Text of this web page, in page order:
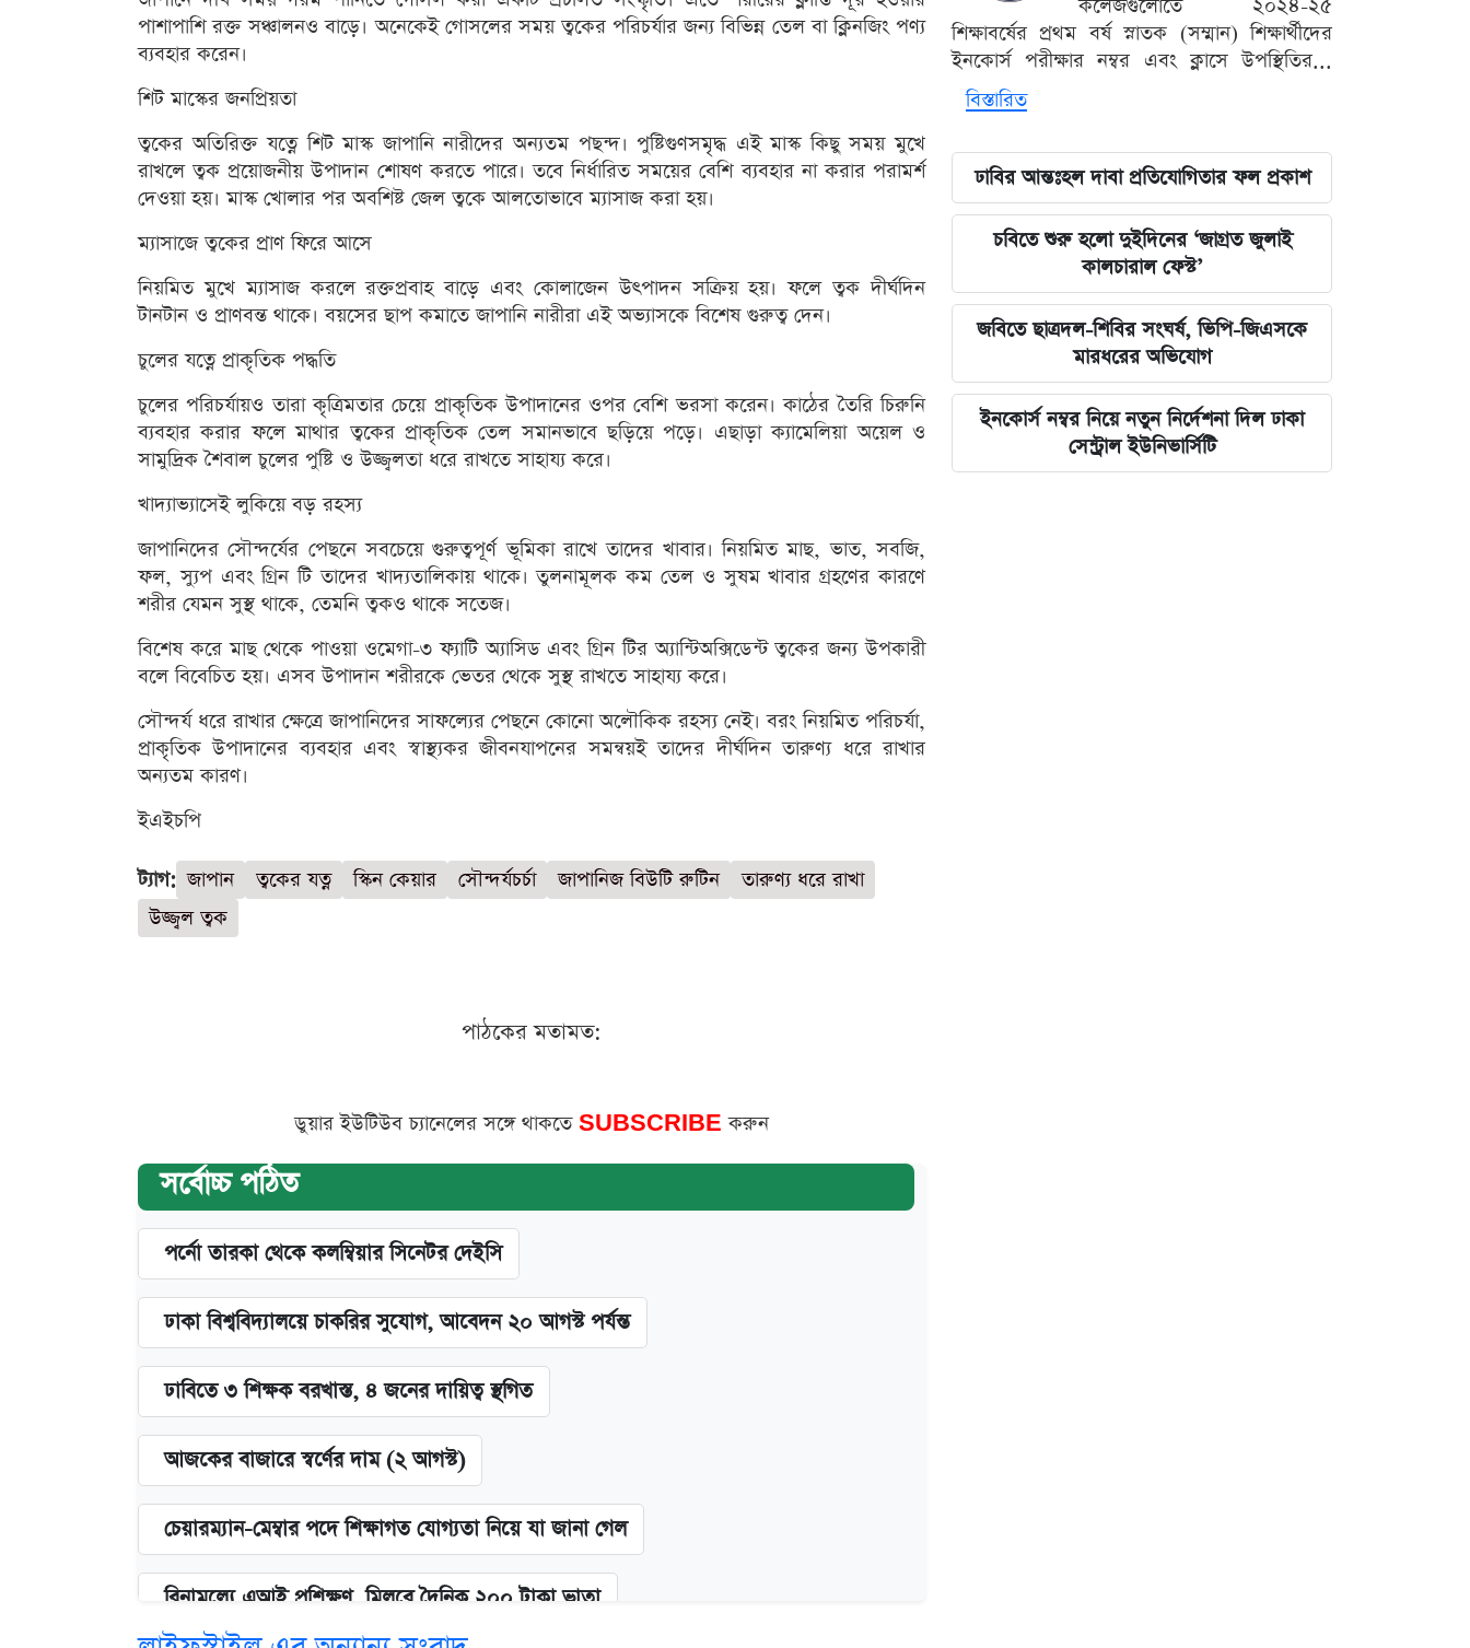
পাশাপাশি রক্ত সঞ্চালনও বাড়ে। অনেকেই গোসলের সময় ত্বকের পরিচর্যার জন্য বিভিন্ন তেল বা ক্লিনজিং পণ্য
ব্যবহার করেন।
শিট মাস্কের জনপ্রিয়তা
ত্বকের অতিরিক্ত যত্নে শিট মাস্ক জাপানি নারীদের অন্যতম পছন্দ। পুষ্টিগুণসমৃদ্ধ এই মাস্ক কিছু সময় মুখে
রাখলে ত্বক প্রয়োজনীয় উপাদান শোষণ করতে পারে। তবে নির্ধারিত সময়ের বেশি ব্যবহার না করার পরামর্শ
দেওয়া হয়। মাস্ক খোলার পর অবশিষ্ট জেল ত্বকে আলতোভাবে ম্যাসাজ করা হয়।
ম্যাসাজে ত্বকের প্রাণ ফিরে আসে
নিয়মিত মুখে ম্যাসাজ করলে রক্তপ্রবাহ বাড়ে এবং কোলাজেন উৎপাদন সক্রিয় হয়। ফলে ত্বক দীর্ঘদিন
টানটান ও প্রাণবন্ত থাকে। বয়সের ছাপ কমাতে জাপানি নারীরা এই অভ্যাসকে বিশেষ গুরুত্ব দেন।
চুলের যত্নে প্রাকৃতিক পদ্ধতি
চুলের পরিচর্যায়ও তারা কৃত্রিমতার চেয়ে প্রাকৃতিক উপাদানের ওপর বেশি ভরসা করেন। কাঠের তৈরি চিরুনি
ব্যবহার করার ফলে মাথার ত্বকের প্রাকৃতিক তেল সমানভাবে ছড়িয়ে পড়ে। এছাড়া ক্যামেলিয়া অয়েল ও
সামুদ্রিক শৈবাল চুলের পুষ্টি ও উজ্জ্বলতা ধরে রাখতে সাহায্য করে।
খাদ্যাভ্যাসেই লুকিয়ে বড় রহস্য
জাপানিদের সৌন্দর্যের পেছনে সবচেয়ে গুরুত্বপূর্ণ ভূমিকা রাখে তাদের খাবার। নিয়মিত মাছ, ভাত, সবজি,
ফল, স্যুপ এবং গ্রিন টি তাদের খাদ্যতালিকায় থাকে। তুলনামূলক কম তেল ও সুষম খাবার গ্রহণের কারণে
শরীর যেমন সুস্থ থাকে, তেমনি ত্বকও থাকে সতেজ।
বিশেষ করে মাছ থেকে পাওয়া ওমেগা-৩ ফ্যাটি অ্যাসিড এবং গ্রিন টির অ্যান্টিঅক্সিডেন্ট ত্বকের জন্য উপকারী
বলে বিবেচিত হয়। এসব উপাদান শরীরকে ভেতর থেকে সুস্থ রাখতে সাহায্য করে।
সৌন্দর্য ধরে রাখার ক্ষেত্রে জাপানিদের সাফল্যের পেছনে কোনো অলৌকিক রহস্য নেই। বরং নিয়মিত পরিচর্যা,
প্রাকৃতিক উপাদানের ব্যবহার এবং স্বাস্থ্যকর জীবনযাপনের সমন্বয়ই তাদের দীর্ঘদিন তারুণ্য ধরে রাখার
অন্যতম কারণ।
ইএইচপি
ট্যাগ: জাপান ত্বকের যত্ন স্কিন কেয়ার সৌন্দর্যচর্চা জাপানিজ বিউটি রুটিন
তারুণ্য ধরে রাখা
উজ্জ্বল ত্বক
পাঠকের মতামত:
ডুয়ার ইউটিউব চ্যানেলের সঙ্গে থাকতে SUBSCRIBEকরুন
সর্বোচ্চ পঠিত
পর্নো তারকা থেকে কলম্বিয়ার সিনেটর দেইসি
ঢাকা বিশ্ববিদ্যালয়ে চাকরির সুযোগ, আবেদন ২০ আগস্ট পর্যন্ত
ঢাবিতে ৩ শিক্ষক বরখাস্ত, ৪ জনের দায়িত্ব স্থগিত
আজকের বাজারে স্বর্ণের দাম (২ আগস্ট)
চেয়ারম্যান-মেম্বার পদে শিক্ষাগত যোগ্যতা নিয়ে যা জানা গেল
বিনামূল্যে এআই প্রশিক্ষণ, মিলবে দৈনিক ২০০ টাকা ভাতা
কলেজগুলোতে ২০২৪-২৫
শিক্ষাবর্ষের প্রথম বর্ষ স্নাতক (সম্মান) শিক্ষার্থীদের
ইনকোর্স পরীক্ষার নম্বর এবং ক্লাসে উপস্থিতির...
বিস্তারিত
ঢাবির আন্তঃহল দাবা প্রতিযোগিতার ফল প্রকাশ
চবিতে শুরু হলো দুইদিনের ‘জাগ্রত জুলাই
কালচারাল ফেস্ট’
জবিতে ছাত্রদল-শিবির সংঘর্ষ, ভিপি-জিএসকে
মারধরের অভিযোগ
ইনকোর্স নম্বর নিয়ে নতুন নির্দেশনা দিল ঢাকা
সেন্ট্রাল ইউনিভার্সিটি